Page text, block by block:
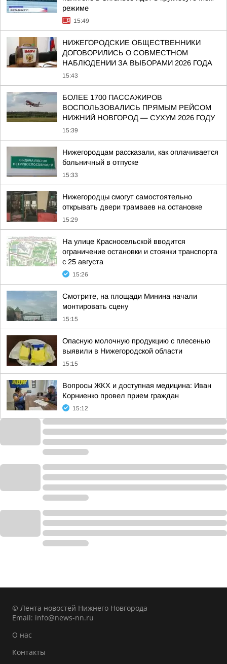
режиме
15:49
НИЖЕГОРОДСКИЕ ОБЩЕСТВЕННИКИ
ДОГОВОРИЛИСЬ О СОВМЕСТНОМ
НАБЛЮДЕНИИ ЗА ВЫБОРАМИ 2026 ГОДА
15:43
БОЛЕЕ 1700 ПАССАЖИРОВ
ВОСПОЛЬЗОВАЛИСЬ ПРЯМЫМ РЕЙСОМ
НИЖНИЙ НОВГОРОД — СУХУМ 2026 ГОДУ
15:39
Нижегородцам рассказали, как оплачивается
больничный в отпуске
15:33
Нижегородцы смогут самостоятельно
открывать двери трамваев на остановке
15:29
На улице Красносельской вводится
ограничение остановки и стоянки транспорта
с 25 августа
15:26
Смотрите, на площади Минина начали
монтировать сцену
15:15
Опасную молочную продукцию с плесенью
выявили в Нижегородской области
15:15
Вопросы ЖКХ и доступная медицина: Иван
Корниенко провел прием граждан
15:12
© Лента новостей Нижнего Новгорода
Email: info@news-nn.ru
О нас
Контакты